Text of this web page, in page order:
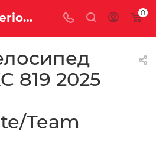
Купить Superior XC 819 2025 Matte Black/White/Team Red за рублей, а со скидкой 57 200 руб. 0
819 2025
Team